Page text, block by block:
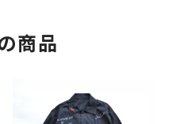
商品